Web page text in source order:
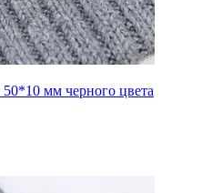
мм черного цвета